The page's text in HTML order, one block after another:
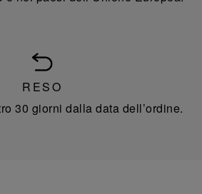
RESO
30 giorni dalla data dell’ordine.